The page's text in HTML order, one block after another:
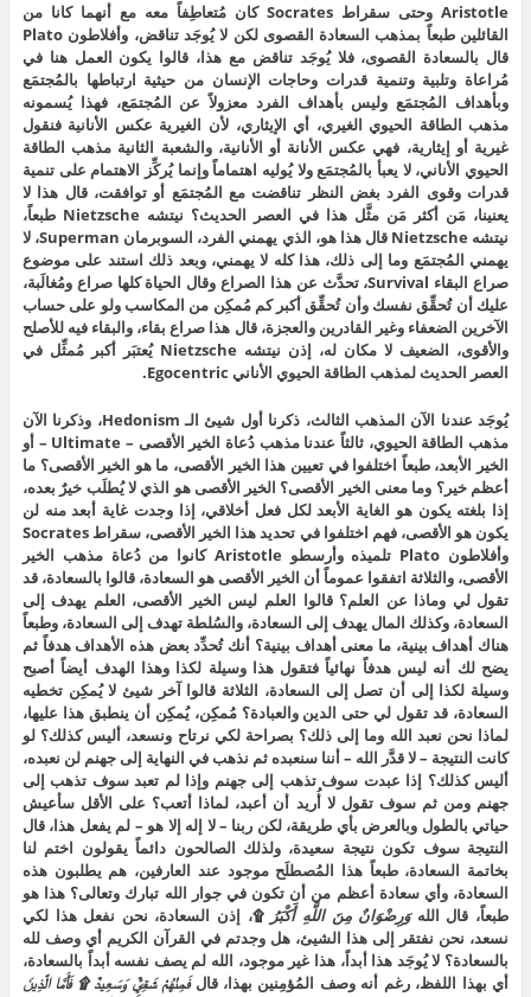
Aristotle وحتى سقراط Socrates كان مُتعاطِفاً معه مع أنهما كانا من
القائلين طبعاً بمذهب السعادة القصوى لكن لا يُوجَد تناقض، وأفلاطون Plato
قال بالسعادة القصوى، فلا يُوجَد تناقض مع هذا، قالوا يكون العمل هنا في
مُراعاة وتلبية وتنمية قدرات وحاجات الإنسان من حيثية ارتباطها بالمُجتمَع
وبأهداف المُجتمَع وليس بأهداف الفرد معزولاً عن المُجتمَع، فهذا يُسمونه
مذهب الطاقة الحيوي الغيري، أي الإيثاري، لأن الغيرية عكس الأنانية فنقول
غيرية أو إيثارية، فهي عكس الأنانة أو الأنانية، والشعبة الثانية مذهب الطاقة
الحيوي الأناني، لا يعبأ بالمُجتمَع ولا يُوليه اهتماماً وإنما يُركِّز الاهتمام على تنمية
قدرات وقوى الفرد بغض النظر تناقضت مع المُجتمَع أو توافقت، قال هذا لا
يعنينا، مَن أكثر مَن مثَّل هذا في العصر الحديث؟ نيتشه Nietzsche طبعاً،
نيتشه Nietzsche قال هذا هو، الذي يهمني الفرد، السوبرمان Superman، لا
يهمني المُجتمَع وما إلى ذلك، هذا كله لا يهمني، وبعد ذلك استند على موضوع
صراع البقاء Survival، تحدَّث عن هذا الصراع وقال الحياة كلها صراع ومُغالَبة،
عليك أن تُحقِّق نفسك وأن تُحقِّق أكبر كم مُمكِن من المكاسب ولو على حساب
الآخرين الضعفاء وغير القادرين والعجزة، قال هذا صراع بقاء، والبقاء فيه للأصلح
والأقوى، الضعيف لا مكان له، إذن نيتشه Nietzsche يُعتبَر أكبر مُمثِّل في
العصر الحديث لمذهب الطاقة الحيوي الأناني Egocentric.
يُوجَد عندنا الآن المذهب الثالث، ذكرنا أول شيئ الـ Hedonism، وذكرنا الآن
مذهب الطاقة الحيوي، ثالثاً عندنا مذهب دُعاة الخير الأقصى – Ultimate – أو
الخير الأبعد، طبعاً اختلفوا في تعيين هذا الخير الأقصى، ما هو الخير الأقصى؟ ما
أعظم خير؟ وما معنى الخير الأقصى؟ الخير الأقصى هو الذي لا يُطلَب خيرٌ بعده،
إذا بلغته يكون هو الغاية الأبعد لكل فعل أخلاقي، إذا وجدت غاية أبعد منه لن
يكون هو الأقصى، فهم اختلفوا في تحديد هذا الخير الأقصى، سقراط Socrates
وأفلاطون Plato تلميذه وأرسطو Aristotle كانوا من دُعاة مذهب الخير
الأقصى، والثلاثة اتفقوا عموماً أن الخير الأقصى هو السعادة، قالوا بالسعادة، قد
تقول لي وماذا عن العلم؟ قالوا العلم ليس الخير الأقصى، العلم يهدف إلى
السعادة، وكذلك المال يهدف إلى السعادة، والسُلطة تهدف إلى السعادة، وطبعاً
هناك أهداف بينية، ما معنى أهداف بينية؟ أنك تُحدِّد بعض هذه الأهداف هدفاً ثم
يضح لك أنه ليس هدفاً نهائياً فتقول هذا وسيلة لكذا وهذا الهدف أيضاً أصبح
وسيلة لكذا إلى أن تصل إلى السعادة، الثلاثة قالوا آخر شيئ لا يُمكِن تخطيه
السعادة، قد تقول لي حتى الدين والعبادة؟ مُمكِن، يُمكِن أن ينطبق هذا عليها،
لماذا نحن نعبد الله وما إلى ذلك؟ بصراحة لكي نرتاح ونسعد، أليس كذلك؟ لو
كانت النتيجة – لا قدَّر الله – أننا سنعبده ثم نذهب في النهاية إلى جهنم لن نعبده،
أليس كذلك؟ إذا عبدت سوف تذهب إلى جهنم وإذا لم تعبد سوف تذهب إلى
جهنم ومن ثم سوف تقول لا أُريد أن أعبد، لماذا أتعب؟ على الأقل سأعيش
حياتي بالطول وبالعرض بأي طريقة، لكن ربنا – لا إله إلا هو – لم يفعل هذا، قال
النتيجة سوف تكون نتيجة سعيدة، ولذلك الصالحون دائماً يقولون اختم لنا
بخاتمة السعادة، طبعاً هذا المُصطلَح موجود عند العارفين، هم يطلبون هذه
السعادة، وأي سعادة أعظم من أن تكون في جوار الله تبارك وتعالى؟ هذا هو
طبعاً، قال اللهوَرِضْوَانٌ مِنَ اللَّهِ أَكْبَرُ۩، إذن السعادة، نحن نفعل هذا لكي
نسعد، نحن نفتقر إلى هذا الشيئ، هل وجدتم في القرآن الكريم أي وصف لله
بالسعادة؟ لا يُوجَد هذا أبداً، هذا غير موجود، الله لم يصف نفسه أبداً بالسعادة،
أي بهذا اللفظ، رغم أنه وصف المُؤمِنين بهذا، قالفَمِنْهُمْ شَقِيٌّ وَسَعِيدٌ ۩ فَأَمَّا الَّذِينَ